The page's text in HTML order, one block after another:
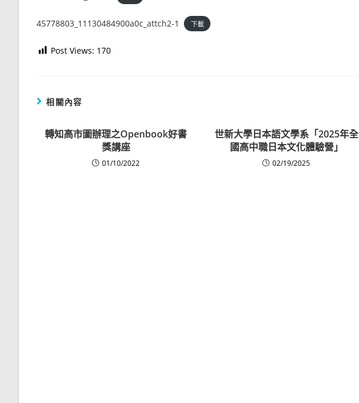
45778803_11130484900a0c_attch2-1 下載
Post Views: 170
相關內容
轉知高市圖辦理之Openbook好書
獎講座
01/10/2022
世新大學日本語文學系「2025年全
國高中職日本文化體驗營」
02/19/2025